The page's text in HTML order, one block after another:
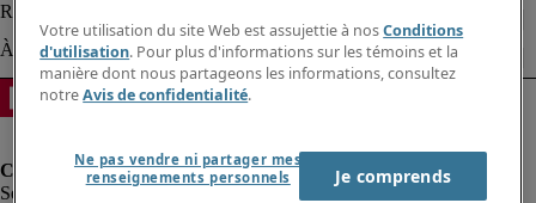
Votre utilisation du site Web est assujettie à nosConditions
d'utilisation. Pour plus d'informations sur les témoins et la
manière dont nous partageons les informations, consultez
notreAvis de confidentialité.
Ne pas vendre ni partager mes
renseignements personnels
Je comprends